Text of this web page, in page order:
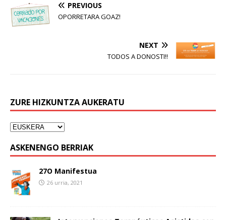
PREVIOUS
OPORRETARA GOAZ!
NEXT
TODOS A DONOSTI!!
ZURE HIZKUNTZA AUKERATU
ASKENENGO BERRIAK
27O Manifestua
26 urria, 2021